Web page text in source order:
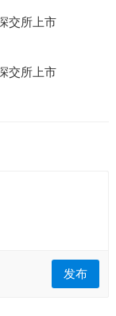
交所上市
交所上市
发布